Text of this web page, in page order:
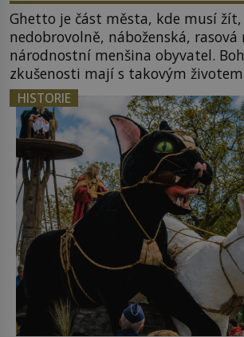
Ghetto je část města, kde musí
nedobrovolně, náboženská, rasová
národnostní menšina obyvatel.
zkušenosti mají s takovým životem
středověku jsou totiž v každou
nějakém žít. Mezi ty nejslavnější
ghetto založené v roce 1555.
k Židům, nemá se Řím čím
HISTORIE